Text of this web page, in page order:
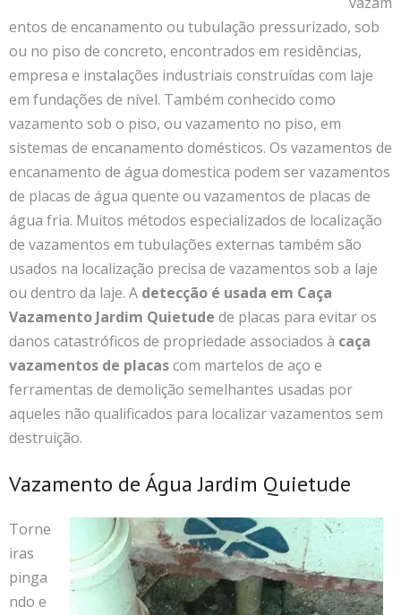
entos de encanamento ou tubulação pressurizado, sob
ou no piso de concreto, encontrados em residências,
empresa e instalações industriais construídas com laje
em fundações de nível. Também conhecido como
vazamento sob o piso, ou vazamento no piso, em
sistemas de encanamento domésticos. Os vazamentos de
encanamento de água domestica podem ser vazamentos
de placas de água quente ou vazamentos de placas de
água fria. Muitos métodos especializados de localização
de vazamentos em tubulações externas também são
usados na localização precisa de vazamentos sob a laje
ou dentro da laje. A detecção é usada em Caça
Vazamento Jardim Quietude de placas para evitar os
danos catastróficos de propriedade associados à caça
vazamentos de placascom martelos de aço e
ferramentas de demolição semelhantes usadas por
aqueles não qualificados para localizar vazamentos sem
destruição.
Vazamento de Água Jardim Quietude
Torne
iras
pinga
ndo e